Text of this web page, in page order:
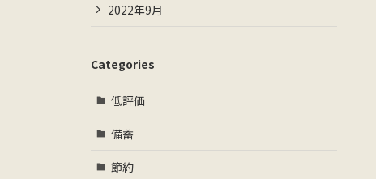
2022年9月
Categories
低評価
備蓄
節約